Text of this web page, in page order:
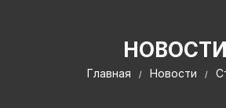
НОВОСТИ
Главная Новости